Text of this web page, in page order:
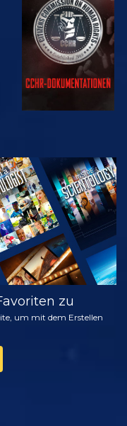
ANSEHEN
SERIE
ENTDECKEN
zu
um mit dem Erstellen